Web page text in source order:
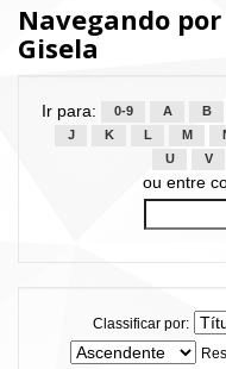
Navegando
Gisela
Ir para: 0-9 A B
J
K L M
U
V
ou entre
Classificar por: